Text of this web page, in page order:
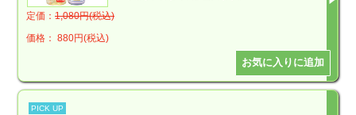
定価： 1,080円(税込)
価格： 880円(税込)
PICK UP